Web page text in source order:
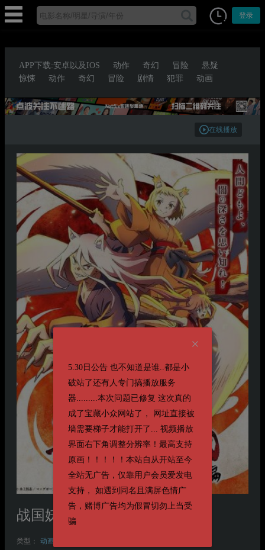
登录
5.30日公告 也不知道是谁..都是小
破站了还有人专门搞播放服务
器.........本次问题已修复 这次真的
成了宝藏小众网站了， 网址直接被
墙需要梯子才能打开了... 视频播放
界面右下角调整分辨率！最高支持
原画！！！！！本站自从开站至今
全站无广告，仅靠用户会员爱发电
支持， 如遇到同名且满屏色情广
告，赌博广告均为假冒切勿上当受
骗
APP下载:安卓以及IOS 动作 奇幻 冒险
悬疑
惊悚
动作 奇幻 冒险 剧情 犯罪 动画
在线播放
战国妖狐
类型： 动画